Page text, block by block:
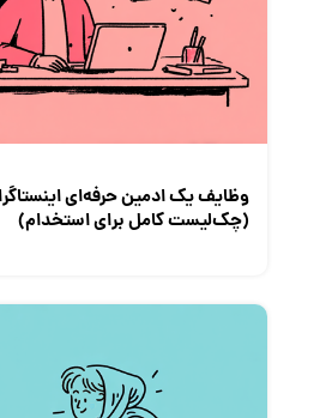
معرفی شرکت ها
معرفی متخصصان منابع انسانی
معرفی مشاغل
وظایف یک ادمین حرفه‌ای
(چک‌لیست کامل برای استخدام)